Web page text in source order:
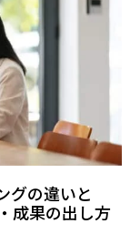
グの違いと
成果の出し方